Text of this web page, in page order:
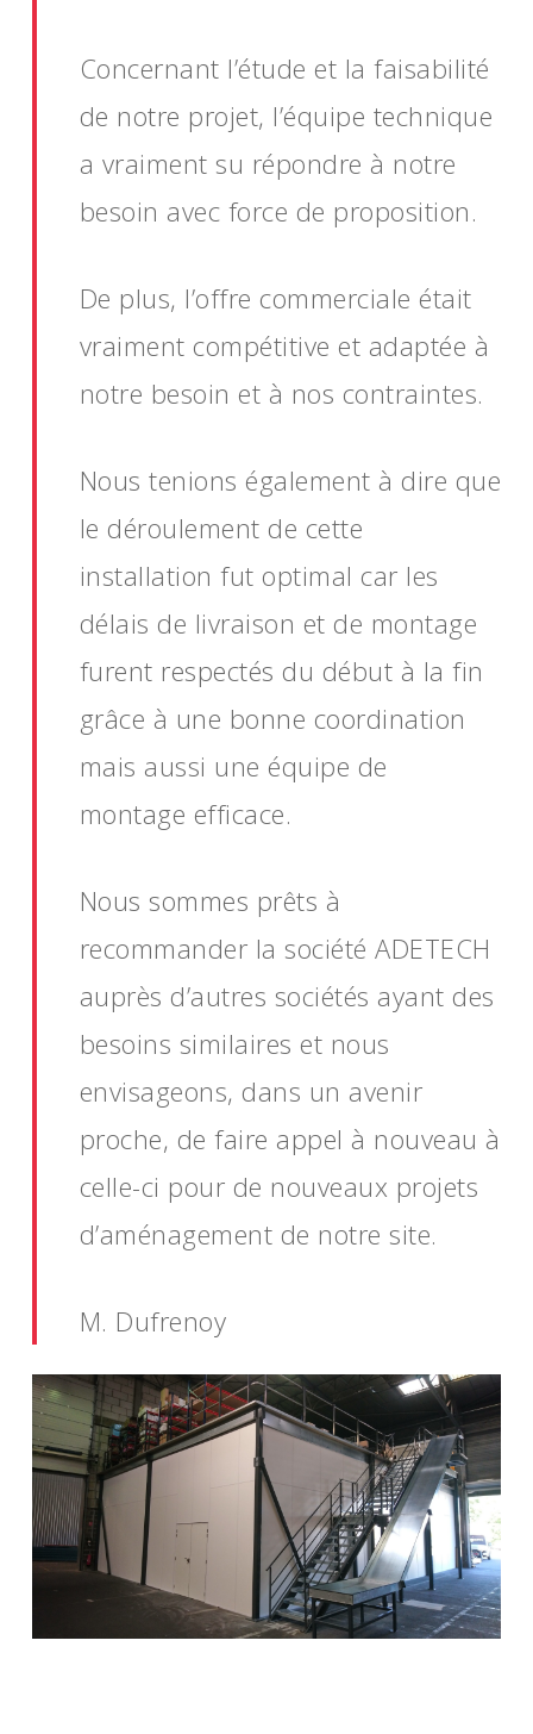
Concernant l’étude et la faisabilité
de notre projet, l’équipe technique
a vraiment su répondre à notre
besoin avec force de proposition.
De plus, l’offre commerciale était
vraiment compétitive et adaptée à
notre besoin et à nos contraintes.
Nous tenions également à dire que
le déroulement de cette
installation fut optimal car les
délais de livraison et de montage
furent respectés du début à la fin
grâce à une bonne coordination
mais aussi une équipe de
montage efficace.
Nous sommes prêts à
recommander la société ADETECH
auprès d’autres sociétés ayant des
besoins similaires et nous
envisageons, dans un avenir
proche, de faire appel à nouveau à
celle-ci pour de nouveaux projets
d’aménagement de notre site.
M. Dufrenoy